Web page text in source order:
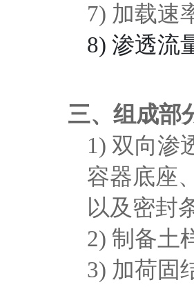
7) 加载速
8)渗透流
三、组成部
1) 双向渗
容器底座
以及密封
2)制备土
3) 加荷固